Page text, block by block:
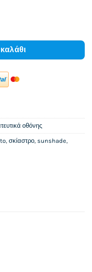
NK/GT ποσότητα
οθόνης
, σκίαστρο, sunshade,